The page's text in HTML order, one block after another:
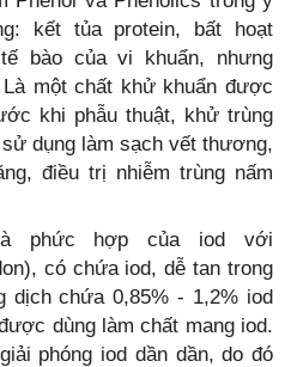
kết tủa protein, bất hoạt
bào của vi khuẩn, nhưng
một chất khử khuẩn được
khi phẫu thuật, khử trùng
dụng làm sạch vết thương,
điều trị nhiễm trùng nấm
phức hợp của iod với
có chứa iod, dễ tan trong
dịch chứa 0,85% - 1,2% iod
dùng làm chất mang iod.
phóng iod dần dần, do đó